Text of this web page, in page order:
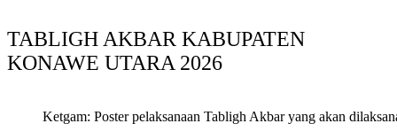
TABLIGH AKBAR KABUPATEN
KONAWE UTARA 2026
Ketgam: Poster pelaksanaan Tabligh Akbar yang akan